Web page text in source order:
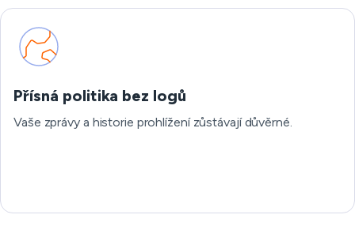
Přísná politika bez logů
Vaše zprávy a historie prohlížení zůstávají důvěrné.